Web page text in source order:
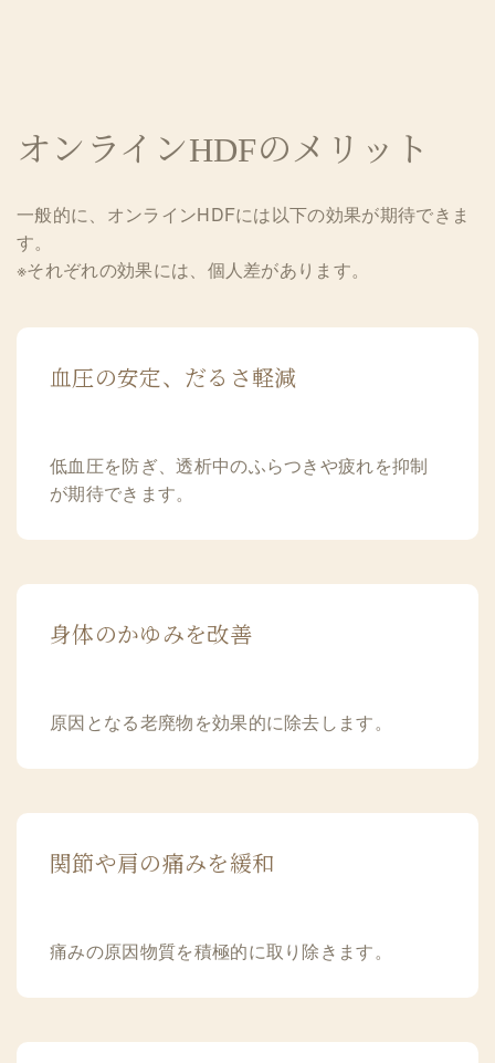
オンラインHDFのメリット
一般的に、オンラインHDFには以下の効果が期待できま
す。
※それぞれの効果には、個人差があります。
血圧の安定、だるさ軽減
低血圧を防ぎ、透析中のふらつきや疲れを抑制
が期待できます。
身体のかゆみを改善
原因となる老廃物を効果的に除去します。
関節や肩の痛みを緩和
痛みの原因物質を積極的に取り除きます。